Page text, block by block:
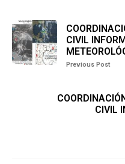
CIVIL
Previous Post
CIVIL